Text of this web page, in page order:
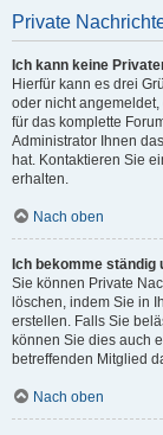
Private
Ich kann keine
Hierfür kann es drei
oder nicht
für das komplette
Administrator Ihnen
hat. Kontaktieren Sie
erhalten.
Nach oben
Ich bekomme
Sie können Private
löschen, indem Sie in
erstellen. Falls Sie
können Sie dies auch
betreffenden Mitglied
Nach oben